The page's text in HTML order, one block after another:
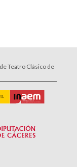
Teatro Clásico de